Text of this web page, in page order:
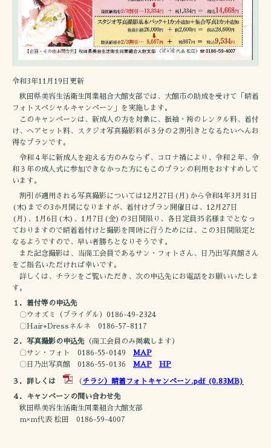
令和3年11月19日更新
秋田県美容生活衛生同業組合大館支部では、大館市の助成を受けて「晴着
フォトスペシャルキャンペーン」を実施します。
このキャンペーンは、新成人の方を対象に、振袖・袴のレンタル料、着付
け、ヘアセット料、スタジオ写真撮影料が３分の２割引きとなるたいへんお
得なプランです。
令和４年に新成人を迎える方のみならず、コロナ禍により、令和２年、令
和３年の成人式に参加できなかった方にもこのプランの利用をおすすめして
います。
割引が適用される写真撮影については12月27日(月)から令和4年3月31日
(木)までの3か月間になりますが、着付けプラン開催日は、12月27日
(月)、1月6日(木)、1月7日(金)の3日間限り、各日定員35名様までとなっ
ておりますので晴着着付けと撮影を同時に行うためには、この3日間限定と
なるようですので、早い者勝ちとなりそうです。
また記念撮影は、当商工会員であるサン・フォトさん、日乃出写真館さん
をご指名いただければ幸いです。
詳しくは、チラシをご覧いただき、次の申込先にお電話をお願いいたしま
す。
１．着付等の申込先
〇ウオズミ（ブライダル）0186-49-2324
〇Hair+Dressネルネ 0186-57-8117
２．写真撮影の申込先 （商工会員のみ掲載します）
〇サン・フォト 0186-55-0149 MAP
〇日乃出写真館 0186-55-0136 MAP HP
３．詳しくは （チラシ）晴着フォトキャンペーン.pdf(0.83MB)
４．キャンペーンの問い合わせ先
秋田県美容生活衛生同業組合大館支部
ｍ×ｍ代表 松田 0186-59-4007